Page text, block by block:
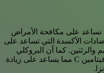
تساعد على مكافحة الأمراض
الأكسدة التي تساعد على
والرئتين. كما أن البروكلي
أيضًا غني بالفولات، البيتا كاروتين، وفيتامين C مما يساعد على زيادة